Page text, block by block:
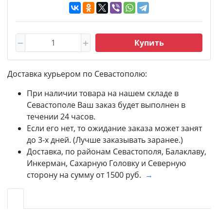
Купить
Доставка курьером по Севастополю:
При наличии товара на нашем складе в
Севастополе Ваш заказ будет выполнен в
течении 24 часов.
Если его нет, то ожидание заказа может занят
до 3-х дней. (Лучше заказывать заранее.)
Доставка, по районам Севастополя, Балаклаву,
Инкерман, Сахарную Головку и Северную
сторону на сумму от 1500 руб. →